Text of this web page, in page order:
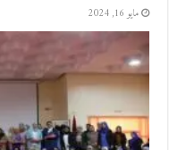
مايو 16, 2024